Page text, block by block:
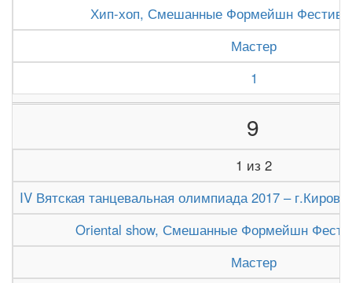
Хип-хоп, Смешанные Формейшн
Мастер
1
9
1 из 2
IV Вятская танцевальная олимпиада 2017 – г.Киров
Oriental show, Смешанные Формейшн
Мастер